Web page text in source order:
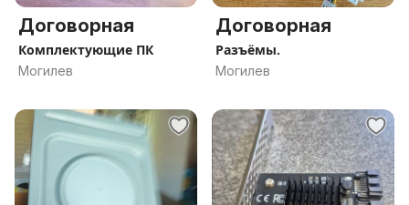
Договорная
Комплектующие ПК
Могилев
Договорная
Разъёмы.
Могилев